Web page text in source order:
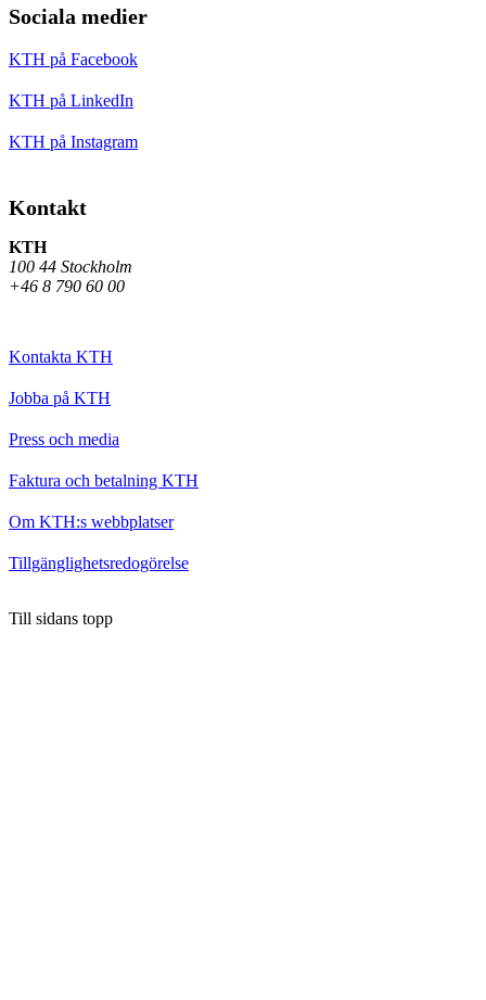
Sociala medier
KTH på Facebook
KTH på LinkedIn
KTH på Instagram
Kontakt
KTH
100 44 Stockholm
+46 8 790 60 00
Kontakta KTH
Jobba på KTH
Press och media
Faktura och betalning KTH
Om KTH:s webbplatser
Tillgänglighetsredogörelse
Till sidans topp